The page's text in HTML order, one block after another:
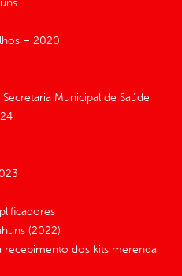
– 2020
Municipal de Saúde
(2022)
recebimento dos kits merenda